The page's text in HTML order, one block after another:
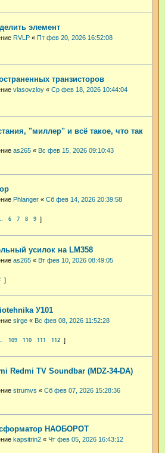
элемент
RVLP « Пт фев 20, 2026 16:52:08
транзисторов
vlasovzloy « Ср фев 18, 2026 10:44:04
"миллер" и всё такое, что так
as265 « Вс фев 15, 2026 09:10:43
Phlanger « Сб фев 14, 2026 20:39:58
6 7 8 9
усилок на LM358
as265 « Вт фев 10, 2026 08:49:05
У101
sirge « Вс фев 08, 2026 11:52:28
109 110 111 112
Redmi TV Soundbar (MDZ-34-DA)
strumvs « Сб фев 07, 2026 15:28:36
НАОБОРОТ
kapsitrin2 « Чт фев 05, 2026 16:43:12